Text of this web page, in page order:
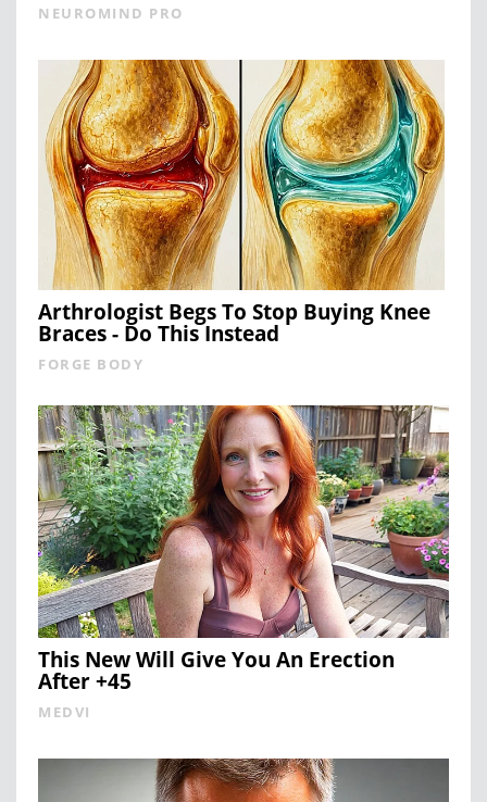
NEUROMIND PRO
Arthrologist Begs To Stop Buying Knee
Braces - Do This Instead
FORGE BODY
This New Will Give You An Erection
After +45
MEDVI